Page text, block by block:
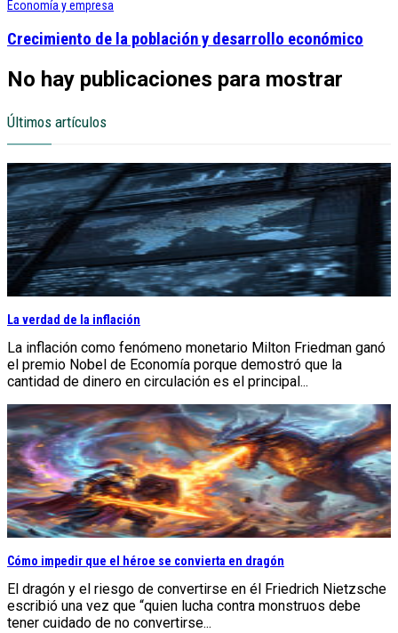
Economía y empresa
Crecimiento de la población y desarrollo económico
No hay publicaciones para mostrar
Últimos artículos
La verdad de la inflación
La inflación como fenómeno monetario Milton Friedman ganó
el premio Nobel de Economía porque demostró que la
cantidad de dinero en circulación es el principal...
Cómo impedir que el héroe se convierta en dragón
El dragón y el riesgo de convertirse en él Friedrich Nietzsche
escribió una vez que “quien lucha contra monstruos debe
tener cuidado de no convertirse...